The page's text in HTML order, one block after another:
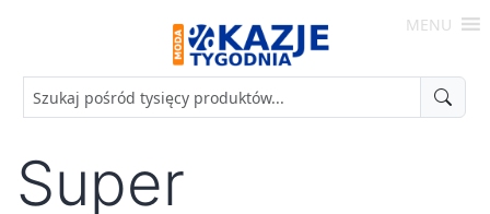
Moda
-
Okazje
MENU
Super